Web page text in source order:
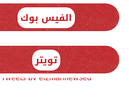
الفيس بوك
تويتر
Tweets by elzmannewseg